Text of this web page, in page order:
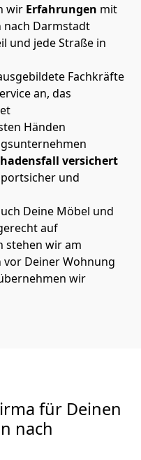
wir Erfahrungen mit
nach Darmstadt
und jede Straße in
Fachkräfte
an, das
Händen
versichert
und
Deine Möbel und
auf
stehen wir am
Deiner Wohnung
wir
für Deinen
nach